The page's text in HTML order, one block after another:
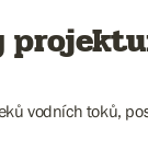
vodních toků,